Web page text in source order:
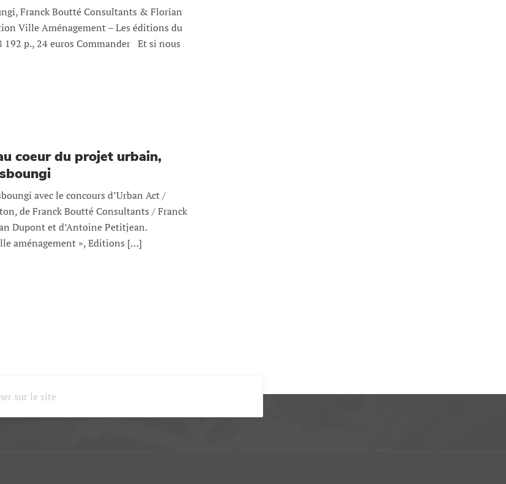
Franck Boutté Consultants & Florian
Ville Aménagement – Les éditions du
192 p., 24 euros Commander Et si nous
coeur du projet urbain,
avec le concours d’Urban Act /
de Franck Boutté Consultants / Franck
Dupont et d’Antoine Petitjean.
aménagement », Editions […]